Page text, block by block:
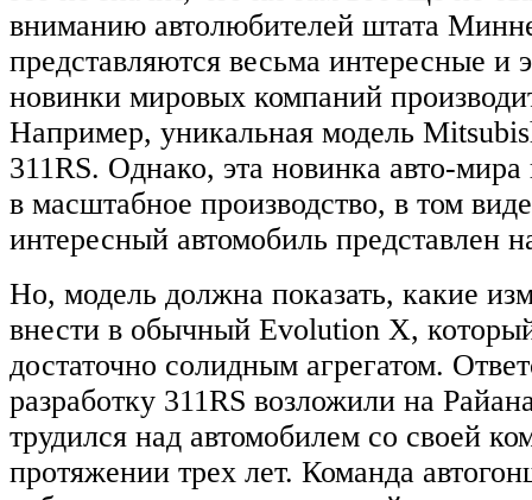
вниманию автолюбителей штата
представляются весьма интересные и
новинки мировых компаний
Например, уникальная модель
311RS. Однако, эта новинка авто-
в масштабное производство, в том
интересный автомобиль представлен
Но, модель должна показать, какие
внести в обычный Evolution X,
достаточно солидным агрегатом.
разработку 311RS возложили на
трудился над автомобилем со своей
протяжении трех лет. Команда